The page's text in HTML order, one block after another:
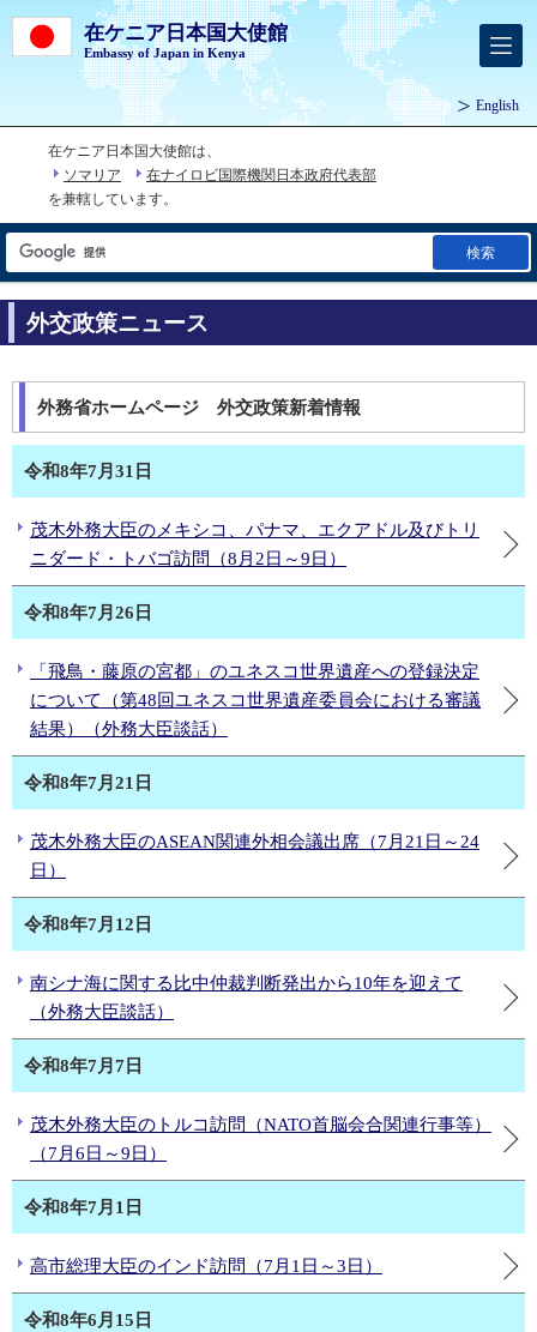
在ケニア日本国大使館
Embassy of Japan in Kenya
English
在ケニア日本国大使館は、
ソマリア
在ナイロビ国際機関日本政府代表部
を兼轄しています。
検索
外交政策ニュース
外務省ホームページ 外交政策新着情報
令和8年7月31日
茂木外務大臣のメキシコ、パナマ、エクアドル及びトリ
ニダード・トバゴ訪問（8月2日～9日）
令和8年7月26日
「飛鳥・藤原の宮都」のユネスコ世界遺産への登録決定
について（第48回ユネスコ世界遺産委員会における審議
結果）（外務大臣談話）
令和8年7月21日
茂木外務大臣のASEAN関連外相会議出席（7月21日～24
日）
令和8年7月12日
南シナ海に関する比中仲裁判断発出から10年を迎えて
（外務大臣談話）
令和8年7月7日
茂木外務大臣のトルコ訪問（NATO首脳会合関連行事等）
（7月6日～9日）
令和8年7月1日
高市総理大臣のインド訪問（7月1日～3日）
令和8年6月15日